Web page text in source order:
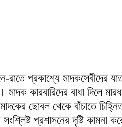
রাতে প্রকাশ্যে মাদকসেবীদের
কারবারিদের বাধা দিলে
ছোবল থেকে বাঁচাতে
প্রশাসনের দৃষ্টি কামনা